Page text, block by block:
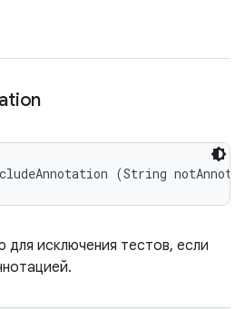
(String
исключения тестов, если